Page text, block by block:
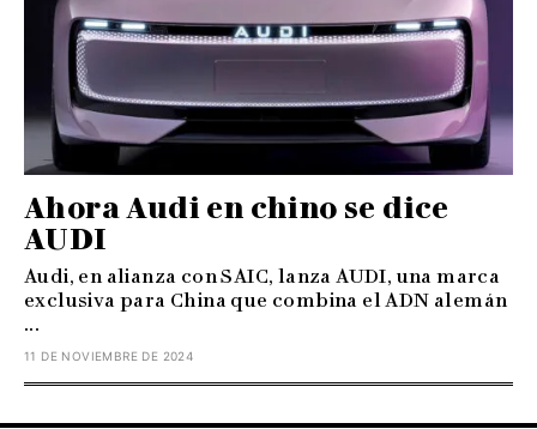
Ahora Audi en chino se dice
AUDI
Audi, en alianza con SAIC, lanza AUDI, una marca
exclusiva para China que combina el ADN alemán
...
11 DE NOVIEMBRE DE 2024